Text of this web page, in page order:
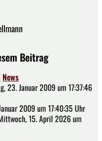
Beitrag
News
23. Januar 2009 um 17:37:46
2009 um 17:40:35 Uhr
15. April 2026 um